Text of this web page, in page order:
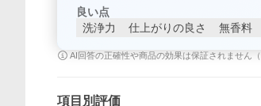
良い点
洗浄力
仕上がりの良さ 無香料
AI回答の正確性や商品の効果は保証されません（
項目別評価